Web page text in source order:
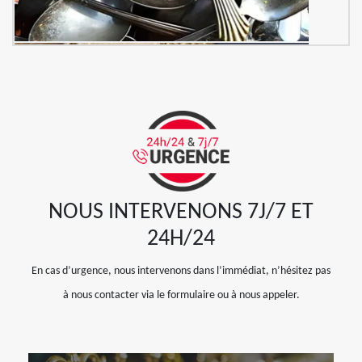
NOUS INTERVENONS 7J/7 ET
24H/24
En cas d’urgence, nous intervenons dans l’immédiat, n’hésitez pas
à nous contacter via le formulaire ou à nous appeler.